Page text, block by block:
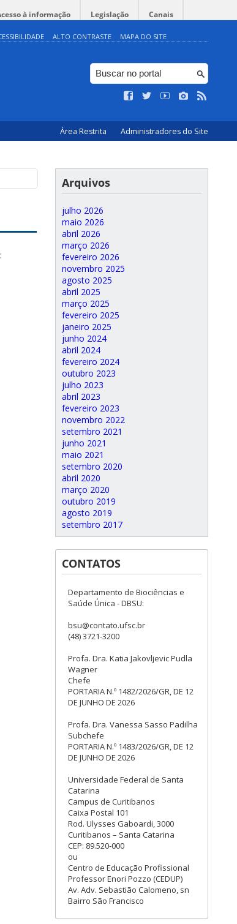
à informação Legislação Canais
ALTO CONTRASTE MAPA DO SITE
Área Restrita Administradores do Site
Arquivos
julho 2026
maio 2026
abril 2026
março 2026
fevereiro 2026
novembro 2025
agosto 2025
abril 2025
março 2025
fevereiro 2025
janeiro 2025
junho 2024
abril 2024
fevereiro 2024
outubro 2023
julho 2023
abril 2023
fevereiro 2023
novembro 2022
setembro 2021
junho 2021
maio 2021
setembro 2020
abril 2020
março 2020
outubro 2019
agosto 2019
setembro 2017
CONTATOS
Departamento de Biociências e
Saúde Única - DBSU:
bsu@contato.ufsc.br
(48) 3721-3200
Profa. Dra. Katia Jakovljevic Pudla
Wagner
Chefe
PORTARIA N.º 1482/2026/GR, DE 12
DE JUNHO DE 2026
Profa. Dra. Vanessa Sasso Padilha
Subchefe
PORTARIA N.º 1483/2026/GR, DE 12
DE JUNHO DE 2026
Universidade Federal de Santa
Catarina
Campus de Curitibanos
Caixa Postal 101
Rod. Ulysses Gaboardi, 3000
Curitibanos – Santa Catarina
CEP: 89.520-000
ou
Centro de Educação Profissional
Professor Enori Pozzo (CEDUP)
Av. Adv. Sebastião Calomeno, sn
Bairro São Francisco